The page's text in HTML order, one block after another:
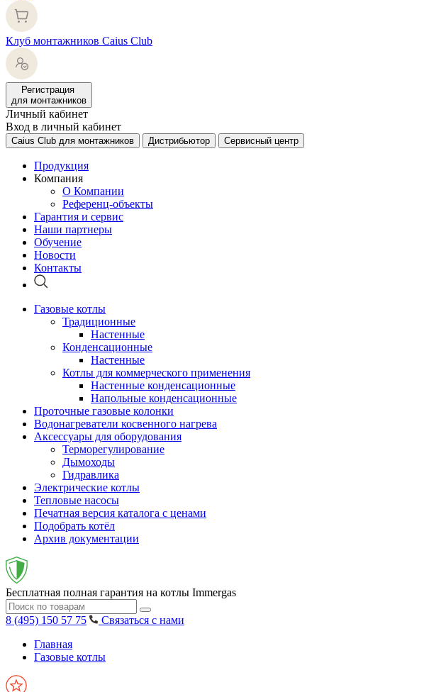
Клуб монтажников Caius Club
Регистрация
для монтажников
Личный кабинет
Вход в личный кабинет
Caius Club для монтажников Дистрибьютор Сервисный центр
Продукция
Компания
О Компании
Референц-объекты
Гарантия и сервис
Наши партнеры
Обучение
Новости
Контакты
Газовые котлы
Традиционные
Настенные
Конденсационные
Настенные
Котлы для коммерческого применения
Настенные конденсационные
Напольные конденсационные
Проточные газовые колонки
Водонагреватели косвенного нагрева
Аксессуары для оборудования
Терморегулирование
Дымоходы
Гидравлика
Электрические котлы
Тепловые насосы
Печатная версия каталога с ценами
Подобрать котёл
Архив документации
Бесплатная полная гарантия на котлы Immergas
8 (495) 150 57 75
Связаться с нами
Главная
Газовые котлы